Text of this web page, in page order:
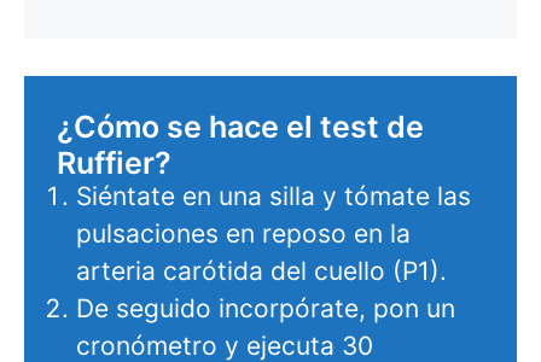
¿Cómo se hace el test de
Ruffier?
Siéntate en una silla y tómate las
pulsaciones en reposo en la
arteria carótida del cuello (P1).
De seguido incorpórate, pon un
cronómetro y ejecuta 30